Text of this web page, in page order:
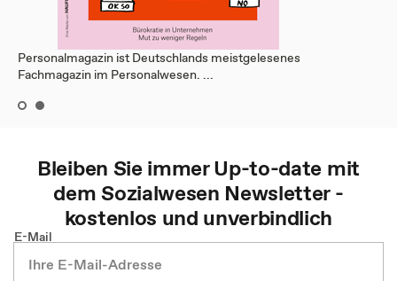
Personalmagazin ist Deutschlands meistgelesenes
Fachmagazin im Personalwesen. ...
Bleiben Sie immer Up-to-date mit
demSozialwesen Newsletter -
kostenlos und unverbindlich
E-Mail